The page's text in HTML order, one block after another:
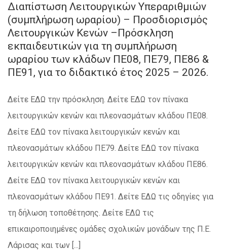
Διαπίστωση Λειτουργικών Υπεραριθμιών
(συμπλήρωση ωραρίου) – Προσδιορισμός
Λειτουργικών Κενών –Πρόσκληση
εκπαιδευτικών για τη συμπλήρωση
ωραρίου των κλάδων ΠΕ08, ΠΕ79, ΠΕ86 &
ΠΕ91, για το διδακτικό έτος 2025 – 2026.
Δείτε ΕΔΩ την πρόσκληση. Δείτε ΕΔΩ τον πίνακα
λειτουργικών κενών και πλεονασμάτων κλάδου ΠΕ08.
Δείτε ΕΔΩ τον πίνακα λειτουργικών κενών και
πλεονασμάτων κλάδου ΠΕ79. Δείτε ΕΔΩ τον πίνακα
λειτουργικών κενών και πλεονασμάτων κλάδου ΠΕ86.
Δείτε ΕΔΩ τον πίνακα λειτουργικών κενών και
πλεονασμάτων κλάδου ΠΕ91. Δείτε ΕΔΩ τις οδηγίες για
τη δήλωση τοποθέτησης. Δείτε ΕΔΩ τις
επικαιροποιημένες ομάδες σχολικών μονάδων της Π.Ε.
Λάρισας και των [...]